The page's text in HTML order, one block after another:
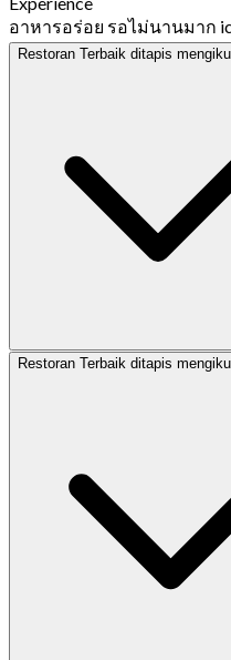
อาหารอร่อย รอไม่นานมาก
Restoran Terbaik ditapis
Restoran Terbaik ditapis